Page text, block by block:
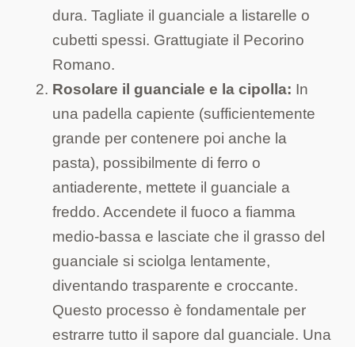
dura. Tagliate il guanciale a listarelle o
cubetti spessi. Grattugiate il Pecorino
Romano.
Rosolare il guanciale e la cipolla: In
una padella capiente (sufficientemente
grande per contenere poi anche la
pasta), possibilmente di ferro o
antiaderente, mettete il guanciale a
freddo. Accendete il fuoco a fiamma
medio-bassa e lasciate che il grasso del
guanciale si sciolga lentamente,
diventando trasparente e croccante.
Questo processo è fondamentale per
estrarre tutto il sapore dal guanciale. Una